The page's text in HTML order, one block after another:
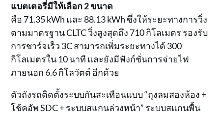
แบตเตอรี่มีให้เลือก 2 ขนาด
คือ 71.35 kWh และ 88.13 kWh ซึ่งให้ระยะทางการวิ่ง
ตามมาตรฐาน CLTC วิ่งสูงสุดถึง 710 กิโลเมตร รองรับ
การชาร์จเร็ว 3C สามารถเพิ่มระยะทางได้ 300
กิโลเมตรใน 10 นาที และยังมีฟังก์ชั่นการจ่ายไฟ
ภายนอก 6.6 กิโลวัตต์ อีกด้วย
ตัวถังรถติดตั้งระบบกันสะเทือนแบบ “ถุงลมสองห้อง +
โช้คอัพ SDC + ระบบสแกนล่วงหน้า” ระบบสแกนพื้น